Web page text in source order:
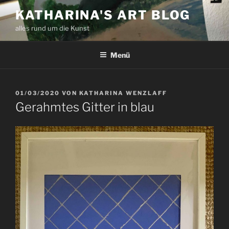
Zum
Inhalt
springen
KATHARINA'S ART BLOG
alles rund um die Kunst
Menü
VERÖFFENTLICHT
AM
01/03/2020 VON KATHARINA WENZLAFF
Gerahmtes Gitter in blau